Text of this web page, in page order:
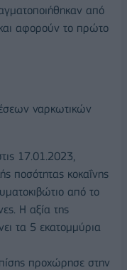
από
αφορούν το πρώτο
ναρκωτικών
17.01.2023,
ποσότητας κοκαΐνης
από το
Η αξία της
τα 5 εκατομμύρια
προχώρησε στην